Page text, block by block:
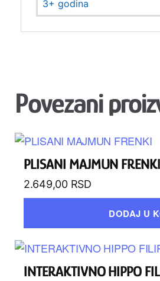
3+ godina
Povezani
PLISANI MAJMUN FRENKI
2.649,00 RSD
DODAJ U
INTERAKTIVNO HIPPO